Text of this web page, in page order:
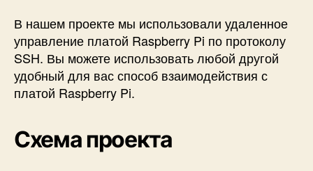
В нашем проекте мы использовали удаленное
управление платой Raspberry Pi по протоколу
SSH. Вы можете использовать любой другой
удобный для вас способ взаимодействия с
платой Raspberry Pi.
Схема проекта